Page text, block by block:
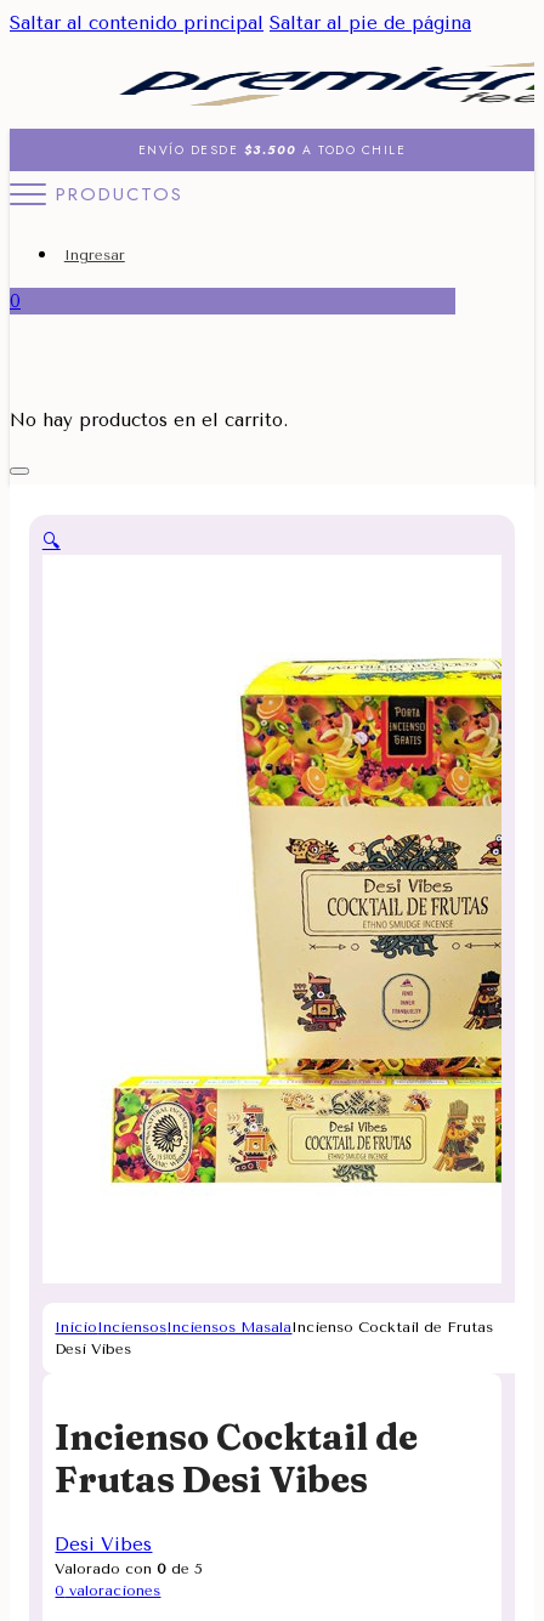
Saltar al contenido principal Saltar al pie de página
ENVÍO DESDE $3.500 A TODO CHILE
PRODUCTOS
Ingresar
0
No hay productos en el carrito.
🔍
InicioInciensosInciensos MasalaIncienso Cocktail de Frutas
Desi Vibes
Incienso Cocktail de
Frutas Desi Vibes
Desi Vibes
Valorado con0 de 5
0 valoraciones